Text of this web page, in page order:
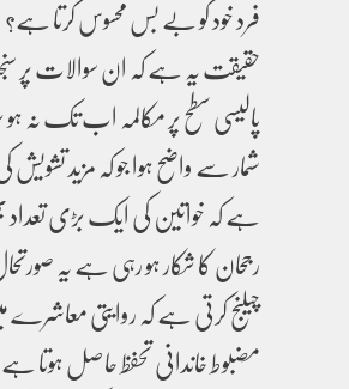
فرد خود کو بے بس محسوس کرتا
حقیقت یہ ہے کہ ان سوالات پر
پالیسی سطح پر مکالمہ اب تک نہ
شمار سے واضح ہوا جو کہ مزید
ہے کہ خواتین کی ایک بڑی
رجحان کا شکار ہو رہی ہے یہ
چیلنج کرتی ہے کہ روایتی معاشرے
مضبوط خاندانی تحفظ حاصل ہوتا